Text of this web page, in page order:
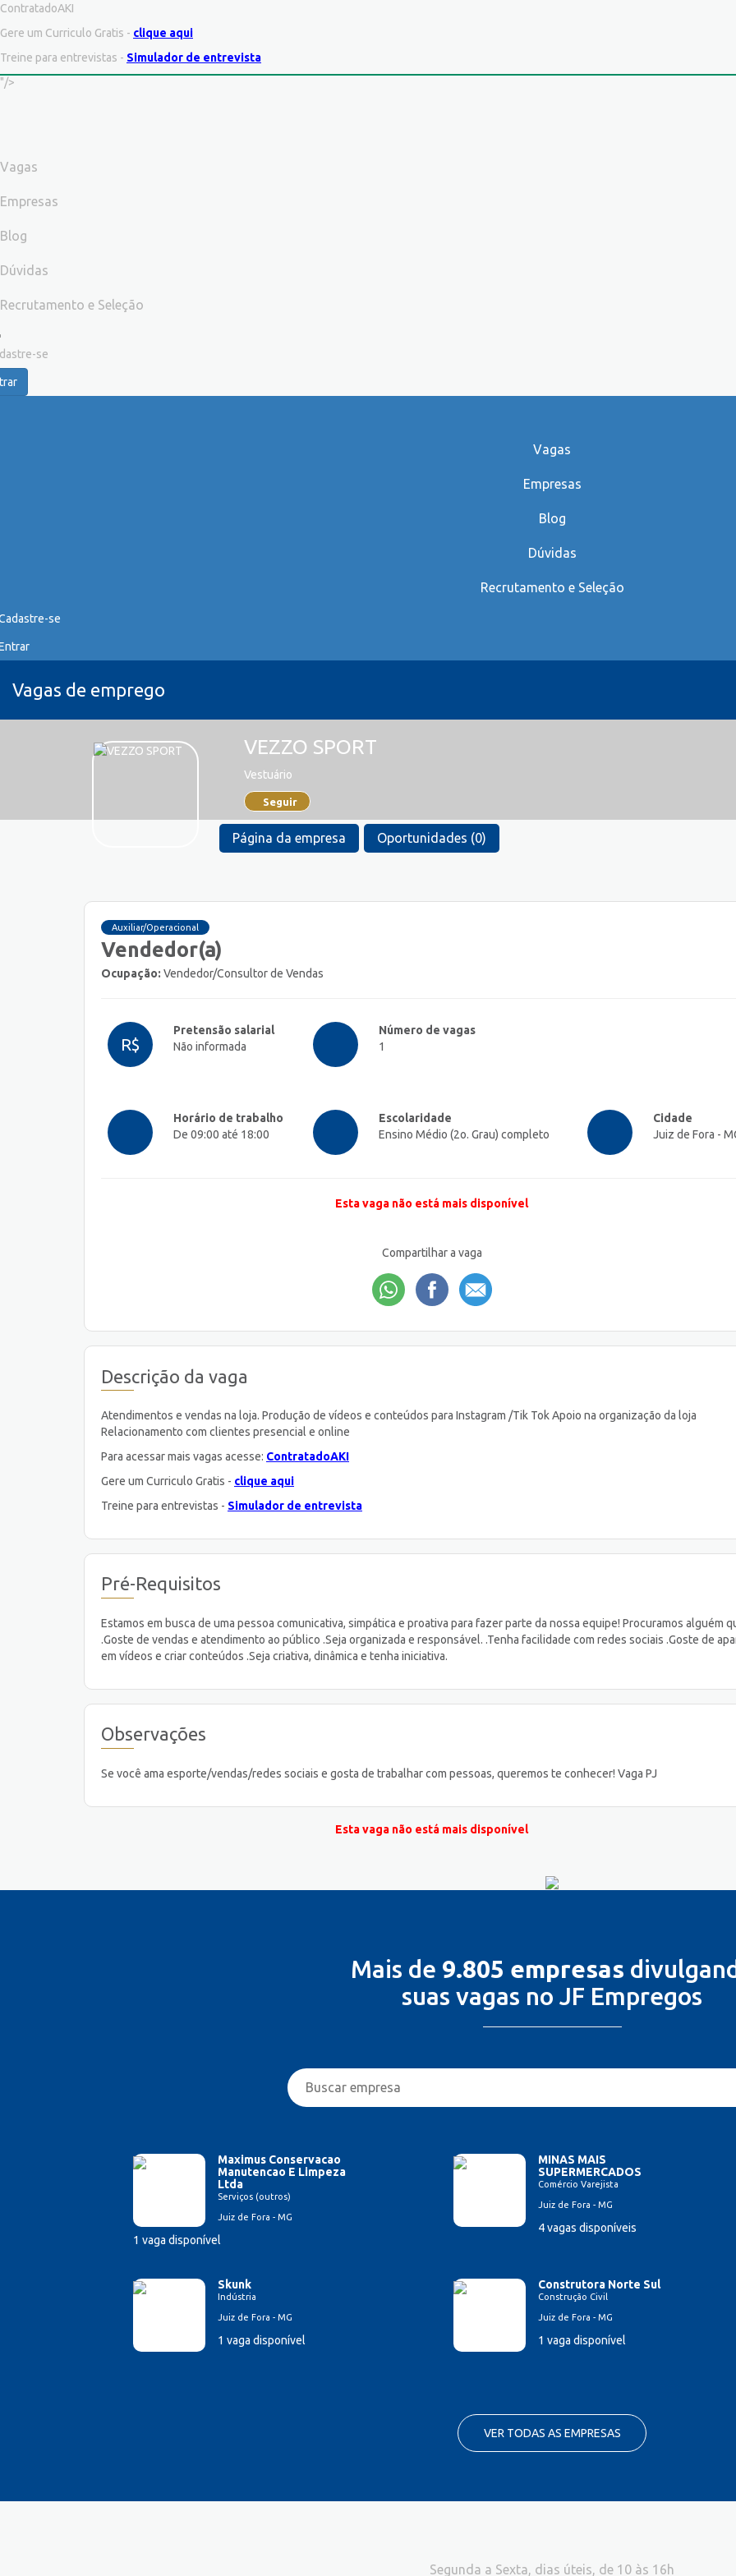
ContratadoAKI
Gere um Curriculo Gratis - clique aqui
Treine para entrevistas - Simulador de entrevista
"/>
Vagas
Empresas
Blog
Dúvidas
Recrutamento e Seleção
se
Vagas
Empresas
Blog
Dúvidas
Recrutamento e Seleção
se
Vagas de emprego
VEZZO SPORT
Vestuário
Seguir
Página da empresa Oportunidades (0)
Auxiliar/Operacional
Vendedor(a)
Ocupação: Vendedor/Consultor de Vendas
R$
Pretensão salarial
Não informada
Número de vagas
1
Horário de trabalho
De 09:00 até 18:00
Escolaridade
Ensino Médio (2o. Grau) completo
Cidade
Juiz de Fora -
Esta vaga não está mais disponível
Compartilhar a vaga
Descrição da vaga
Atendimentos e vendas na loja. Produção de vídeos e conteúdos para Instagram /Tik Tok Apoio na organização da loja
Relacionamento com clientes presencial e online
Para acessar mais vagas acesse: ContratadoAKI
Gere um Curriculo Gratis - clique aqui
Treine para entrevistas - Simulador de entrevista
Pré-Requisitos
Estamos em busca de uma pessoa comunicativa, simpática e proativa para fazer parte da nossa equipe! Procuramos alguém
.Goste de vendas e atendimento ao público .Seja organizada e responsável. .Tenha facilidade com redes sociais .Goste de
em vídeos e criar conteúdos .Seja criativa, dinâmica e tenha iniciativa.
Observações
Se você ama esporte/vendas/redes sociais e gosta de trabalhar com pessoas, queremos te conhecer! Vaga PJ
Esta vaga não está mais disponível
Mais de 9.805 empresas
suas vagas no JF Empregos
Maximus Conservacao
Manutencao E Limpeza
Ltda
Serviços (outros)
Juiz de Fora - MG
1 vaga disponível
MINAS MAIS
SUPERMERCADOS
Comércio Varejista
Juiz de Fora - MG
4 vagas disponíveis
Skunk
Indústria
Juiz de Fora - MG
1 vaga disponível
Construtora Norte Sul
Construção Civil
Juiz de Fora - MG
1 vaga disponível
VER TODAS AS EMPRESAS
Segunda a Sexta, dias úteis, de 10 às 16h